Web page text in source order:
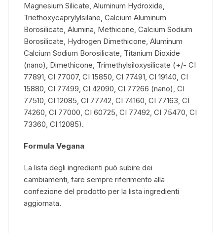
Magnesium Silicate, Aluminum Hydroxide,
Triethoxycaprylylsilane, Calcium Aluminum
Borosilicate, Alumina, Methicone, Calcium Sodium
Borosilicate, Hydrogen Dimethicone, Aluminum
Calcium Sodium Borosilicate, Titanium Dioxide
(nano), Dimethicone, Trimethylsiloxysilicate (+/- CI
77891, CI 77007, CI 15850, CI 77491, CI 19140, CI
15880, CI 77499, CI 42090, CI 77266 (nano), CI
77510, CI 12085, CI 77742, CI 74160, CI 77163, CI
74260, CI 77000, CI 60725, CI 77492, CI 75470, CI
73360, CI 12085).
Formula Vegana
La lista degli ingredienti può subire dei
cambiamenti, fare sempre riferimento alla
confezione del prodotto per la lista ingredienti
aggiornata.